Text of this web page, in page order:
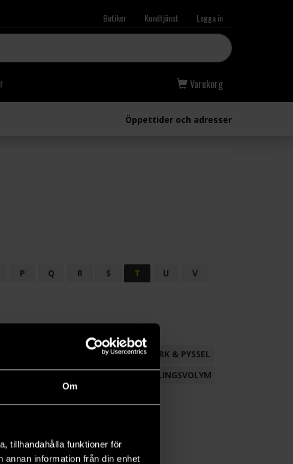
Om
tillhandahålla funktioner för
information från din enhet
Butiker Kundtjänst Logga in
Varukorg
Öppettider och adresser
P Q R S T U
V
FACKLITTERATUR
HANTVERK & PYSSEL
SAMLINGSVOLYM